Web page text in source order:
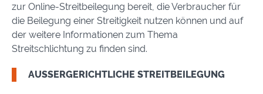
zur Online-Streitbeilegung bereit, die Verbraucher für
die Beilegung einer Streitigkeit nutzen können und auf
der weitere Informationen zum Thema
Streitschlichtung zu finden sind.
AUSSERGERICHTLICHE STREITBEILEGUNG